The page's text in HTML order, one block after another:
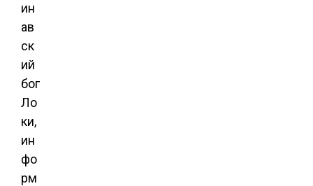
ин
ав
ск
ий
бог
Ло
ки,
ин
фо
рм